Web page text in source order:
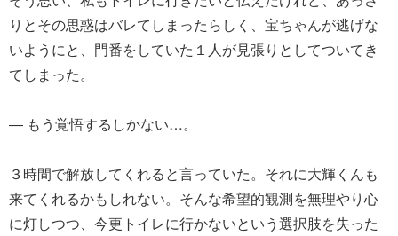
りとその思惑はバレてしまったらしく、宝ちゃんが逃げな
いようにと、門番をしていた１人が見張りとしてついてき
てしまった。
― もう覚悟するしかない…。
３時間で解放してくれると言っていた。それに大輝くんも
来てくれるかもしれない。そんな希望的観測を無理やり心
に灯しつつ、今更トイレに行かないという選択肢を失った